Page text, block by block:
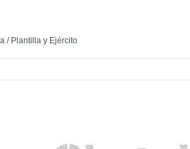
/ Plantilla y Ejército